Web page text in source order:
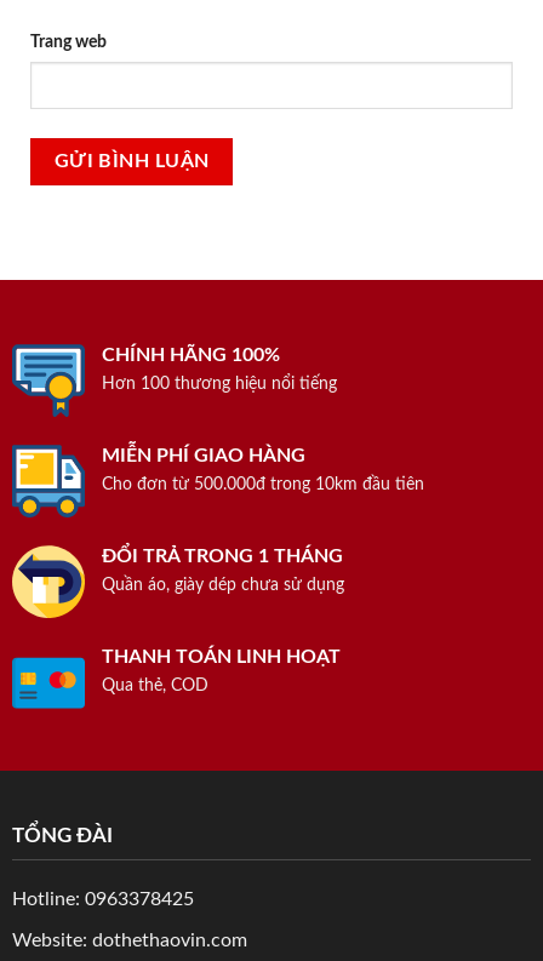
Trang web
CHÍNH HÃNG 100%
Hơn 100 thương hiệu nổi tiếng
MIỄN PHÍ GIAO HÀNG
Cho đơn từ 500.000đ trong 10km đầu tiên
ĐỔI TRẢ TRONG 1 THÁNG
Quần áo, giày dép chưa sử dụng
THANH TOÁN LINH HOẠT
Qua thẻ, COD
TỔNG ĐÀI
Hotline: 0963378425
Website: dothethaovin.com